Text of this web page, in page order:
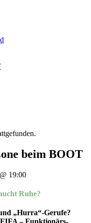
beim BOOT
@ 19:00
Ruhe?
„Hurra“-Gerufe?